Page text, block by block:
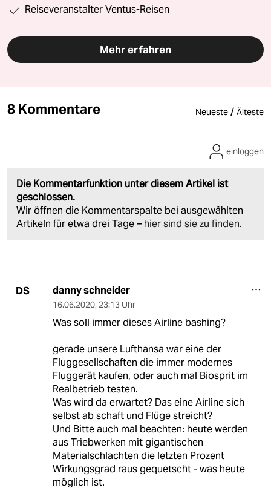
Reiseveranstalter Ventus-Reisen
Mehr erfahren
8 Kommentare Neueste / Älteste
Die Kommentarfunktion unter diesem Artikel ist
geschlossen.
Wir öffnen die Kommentarspalte bei ausgewählten
Artikeln für etwa drei Tage – hier sind sie zu finden.
einloggen
DS danny schneider
16.06.2020, 23:13 Uhr
Was soll immer dieses Airline bashing?
gerade unsere Lufthansa war eine der
Fluggesellschaften die immer modernes
Fluggerät kaufen, oder auch mal Biosprit im
Realbetrieb testen.
Was wird da erwartet? Das eine Airline sich
selbst ab schaft und Flüge streicht?
Und Bitte auch mal beachten: heute werden
aus Triebwerken mit gigantischen
Materialschlachten die letzten Prozent
Wirkungsgrad raus gequetscht - was heute
möglich ist.